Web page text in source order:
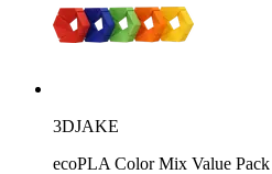
3DJAKE
ecoPLA Color Mix Value Pack